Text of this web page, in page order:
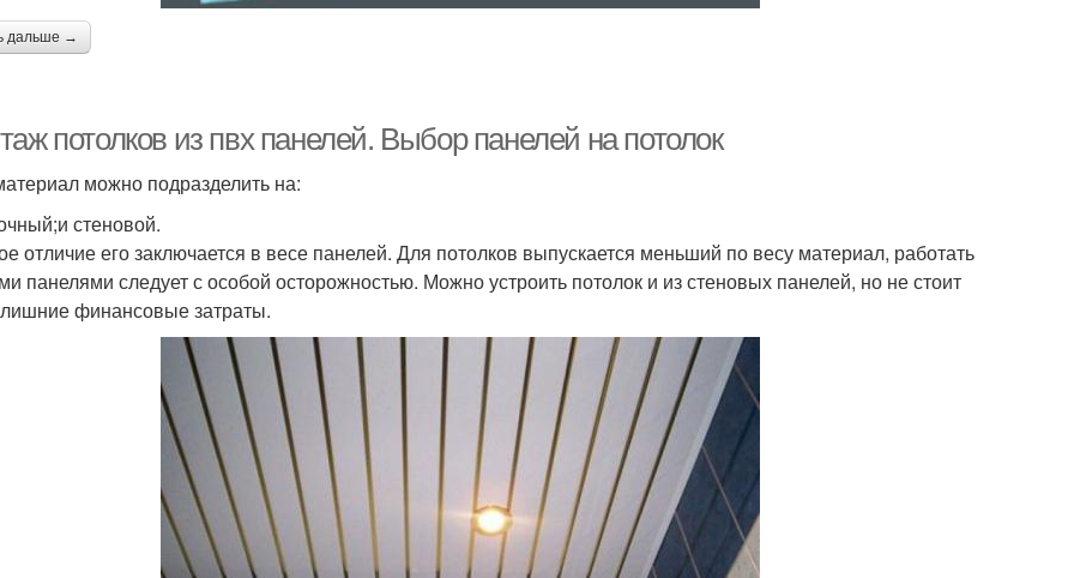
дальше →
потолков из пвх панелей. Выбор панелей на потолок
можно подразделить на:
стеновой.
отличие его заключается в весе панелей. Для потолков выпускается меньший по весу материал, работать
панелями следует с особой осторожностью. Можно устроить потолок и из стеновых панелей, но не стоит
финансовые затраты.